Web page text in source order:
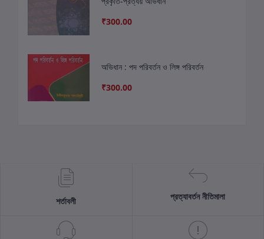
₹300.00
অভিধান : পদ পরিবর্তন ও লিঙ্গ পরিবর্তন
₹300.00
শর্তাবলী প্রত্যাবর্তন নীতিমালা